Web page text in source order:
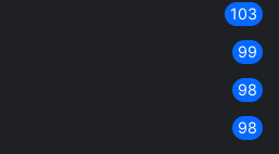
103
99
98
98